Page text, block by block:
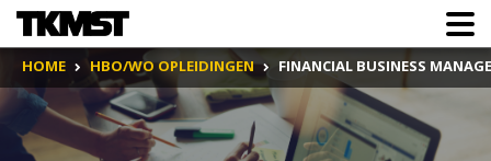
HOME HBO/WO OPLEIDINGEN FINANCIAL BUSINESS